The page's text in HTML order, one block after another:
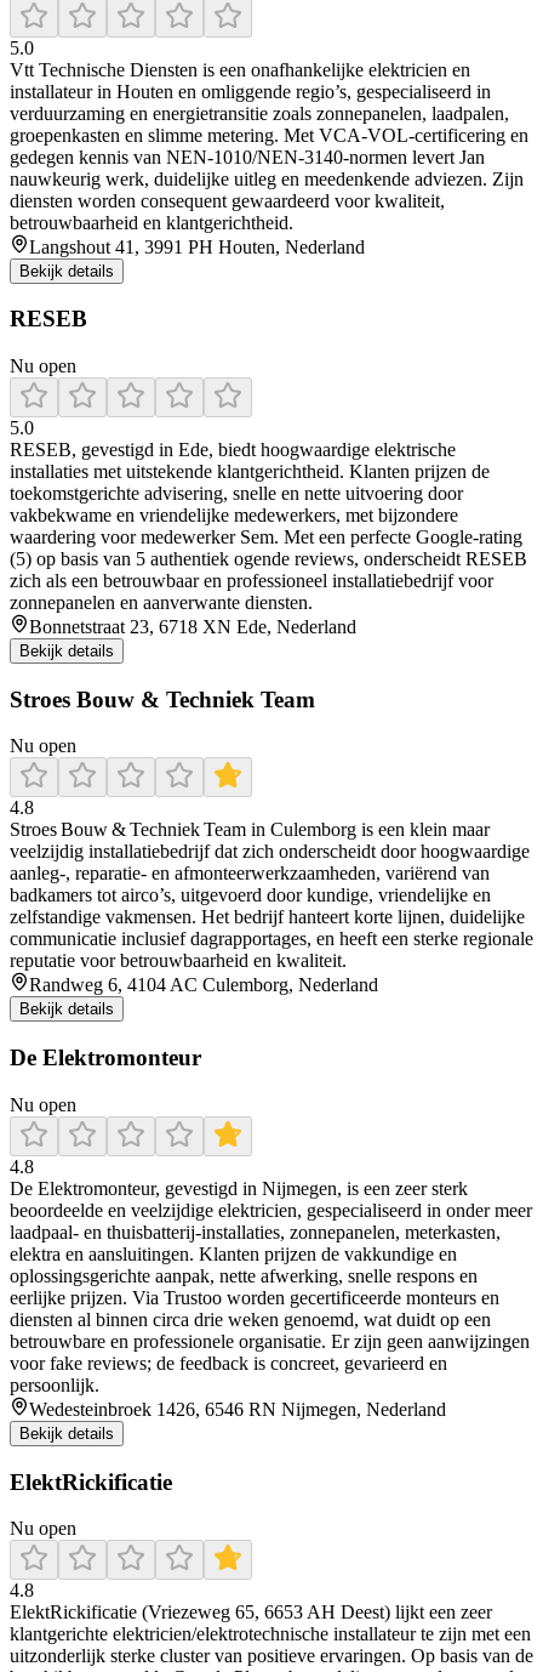
5.0
Vtt Technische Diensten is een onafhankelijke elektricien en
installateur in Houten en omliggende regio’s, gespecialiseerd in
verduurzaming en energietransitie zoals zonnepanelen, laadpalen,
groepenkasten en slimme metering. Met VCA‑VOL‑certificering en
gedegen kennis van NEN-1010/NEN-3140-normen levert Jan
nauwkeurig werk, duidelijke uitleg en meedenkende adviezen. Zijn
diensten worden consequent gewaardeerd voor kwaliteit,
betrouwbaarheid en klantgerichtheid.
Langshout 41, 3991 PH Houten, Nederland
Bekijk details
RESEB
Nu open
5.0
RESEB, gevestigd in Ede, biedt hoogwaardige elektrische
installaties met uitstekende klantgerichtheid. Klanten prijzen de
toekomstgerichte advisering, snelle en nette uitvoering door
vakbekwame en vriendelijke medewerkers, met bijzondere
waardering voor medewerker Sem. Met een perfecte Google-rating
(5) op basis van 5 authentiek ogende reviews, onderscheidt RESEB
zich als een betrouwbaar en professioneel installatiebedrijf voor
zonnepanelen en aanverwante diensten.
Bonnetstraat 23, 6718 XN Ede, Nederland
Bekijk details
Stroes Bouw & Techniek Team
Nu open
4.8
Stroes Bouw & Techniek Team in Culemborg is een klein maar
veelzijdig installatiebedrijf dat zich onderscheidt door hoogwaardige
aanleg-, reparatie- en afmonteerwerkzaamheden, variërend van
badkamers tot airco’s, uitgevoerd door kundige, vriendelijke en
zelfstandige vakmensen. Het bedrijf hanteert korte lijnen, duidelijke
communicatie inclusief dagrapportages, en heeft een sterke regionale
reputatie voor betrouwbaarheid en kwaliteit.
Randweg 6, 4104 AC Culemborg, Nederland
Bekijk details
De Elektromonteur
Nu open
4.8
De Elektromonteur, gevestigd in Nijmegen, is een zeer sterk
beoordeelde en veelzijdige elektricien, gespecialiseerd in onder meer
laadpaal- en thuisbatterij-installaties, zonnepanelen, meterkasten,
elektra en aansluitingen. Klanten prijzen de vakkundige en
oplossingsgerichte aanpak, nette afwerking, snelle respons en
eerlijke prijzen. Via Trustoo worden gecertificeerde monteurs en
diensten al binnen circa drie weken genoemd, wat duidt op een
betrouwbare en professionele organisatie. Er zijn geen aanwijzingen
voor fake reviews; de feedback is concreet, gevarieerd en
persoonlijk.
Wedesteinbroek 1426, 6546 RN Nijmegen, Nederland
Bekijk details
ElektRickificatie
Nu open
4.8
ElektRickificatie (Vriezeweg 65, 6653 AH Deest) lijkt een zeer
klantgerichte elektricien/elektrotechnische installateur te zijn met een
uitzonderlijk sterke cluster van positieve ervaringen. Op basis van de